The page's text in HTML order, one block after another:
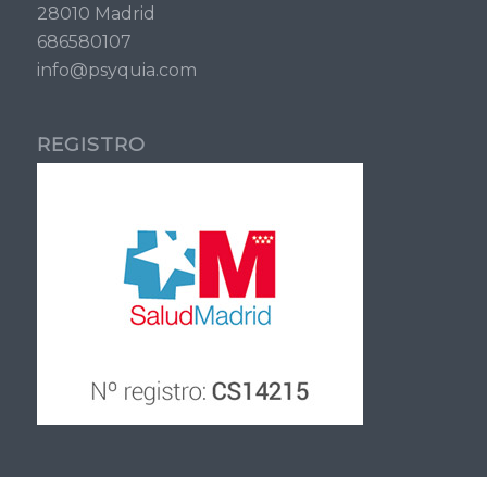
28010 Madrid
686580107
info@psyquia.com
REGISTRO